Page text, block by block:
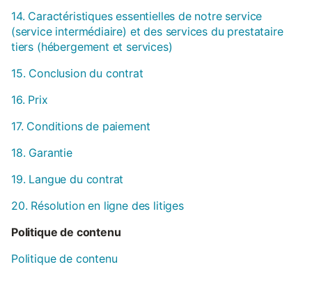
14. Caractéristiques essentielles de notre service
(service intermédiaire) et des services du prestataire
tiers (hébergement et services)
15. Conclusion du contrat
16. Prix
17. Conditions de paiement
18. Garantie
19. Langue du contrat
20. Résolution en ligne des litiges
Politique de contenu
Politique de contenu